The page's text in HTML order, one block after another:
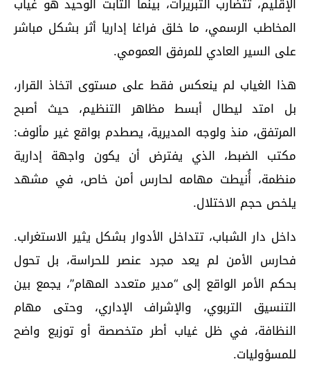
المخاطب الرسمي، ما خلق فراغا إداريا أثر بشكل مباشر
على السير العادي للمرفق العمومي.
هذا الغياب لم ينعكس فقط على مستوى اتخاذ القرار،
بل امتد ليطال أبسط مظاهر التنظيم، حيث أصبح
المرتفق، منذ ولوجه المديرية، يصطدم بواقع غير مألوف:
مكتب الضبط، الذي يفترض أن يكون واجهة إدارية
منظمة، أُنيطت مهامه لحارس أمن خاص، في مشهد
يلخص حجم الاختلال.
داخل دار الشباب، تتداخل الأدوار بشكل يثير الاستغراب.
فحارس الأمن لم يعد مجرد عنصر للحراسة، بل تحول
بحكم الأمر الواقع إلى “مدير متعدد المهام”، يجمع بين
التنسيق التربوي، والإشراف الإداري، وحتى مهام
النظافة، في ظل غياب أطر متخصصة أو توزيع واضح
للمسؤوليات.